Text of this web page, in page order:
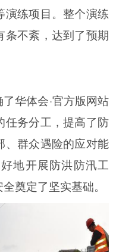
演练项目。整个演练
条不紊，达到了预期
华体会·官方版网站
任务分工，提高了防
、群众遇险的应对能
地开展防洪防汛工
奠定了坚实基础。